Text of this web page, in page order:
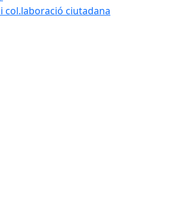
col.laboració ciutadana